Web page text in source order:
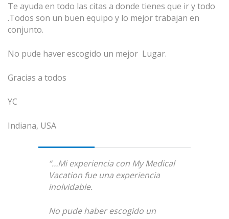
Te ayuda en todo las citas a donde tienes que ir y todo
.Todos son un buen equipo y lo mejor trabajan en
conjunto.
No pude haver escogido un mejor Lugar.
Gracias a todos
YC
Indiana, USA
“…Mi experiencia con My Medical
Vacation fue una experiencia
inolvidable.
No pude haber escogido un